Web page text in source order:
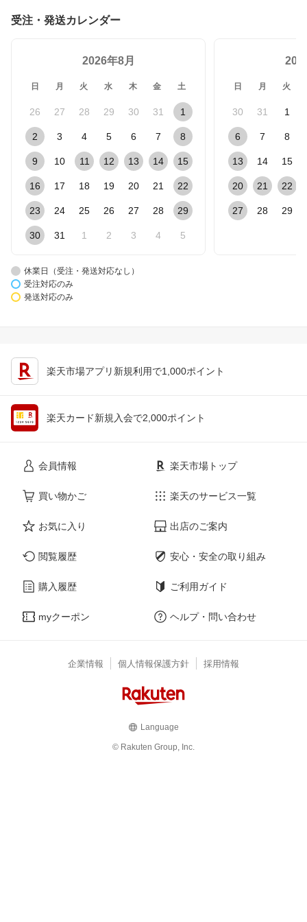
受注・発送カレンダー
2026年8月
日 月 火 水 木 金 土
26 27 28 29 30 31 1
2 3 4 5 6 7 8
9 10 11 12 13 14 15
16 17 18 19 20 21 22
23 24 25 26 27 28 29
30 31 1 2 3 4 5
日 月 火
30 31 1
6 7 8
13 14 15
20 21 22
27 28 29
休業日（受注・発送対応なし）
受注対応のみ
発送対応のみ
楽天市場アプリ新規利用で1,000ポイント
楽天カード新規入会で2,000ポイント
会員情報
買い物かご
お気に入り
閲覧履歴
購入履歴
myクーポン
楽天市場トップ
楽天のサービス一覧
出店のご案内
安心・安全の取り組み
ご利用ガイド
ヘルプ・問い合わせ
企業情報 個人情報保護方針 採用情報
Language
© Rakuten Group, Inc.